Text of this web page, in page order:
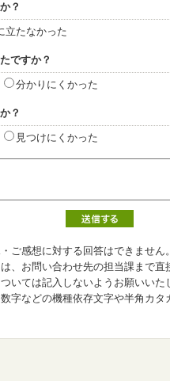
？
立たなかった
ですか？
分かりにくかった
？
見つけにくかった
ご感想に対する回答はできません
、お問い合わせ先の担当課まで直
いては記入しないようお願いいた
字などの機種依存文字や半角カ